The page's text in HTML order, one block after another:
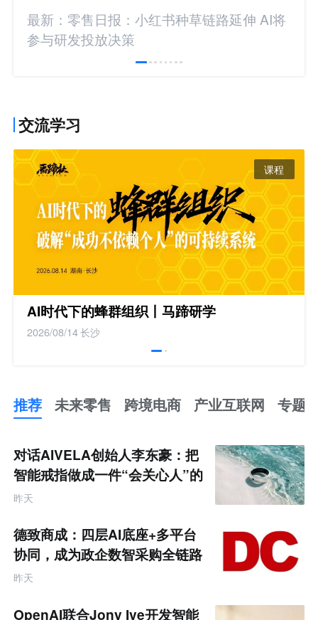
最新：零售日报：小红书种草链路延伸 AI将
参与研发投放决策
交流学习
课程
AI时代下的蜂群组织丨马蹄研学
2026/08/14长沙
推荐 未来零售 跨境电商 产业互联网 专题
来
零
售
跨
境
商
产
业
互
联
网
对话AIVELA创始人李东豪：把
智能戒指做成一件“会关心人”的
饰品
昨天
德致商成：四层AI底座+多平台
协同，成为政企数智采购全链路
服务商
昨天
OpenAI联合Jony Ive开发智能